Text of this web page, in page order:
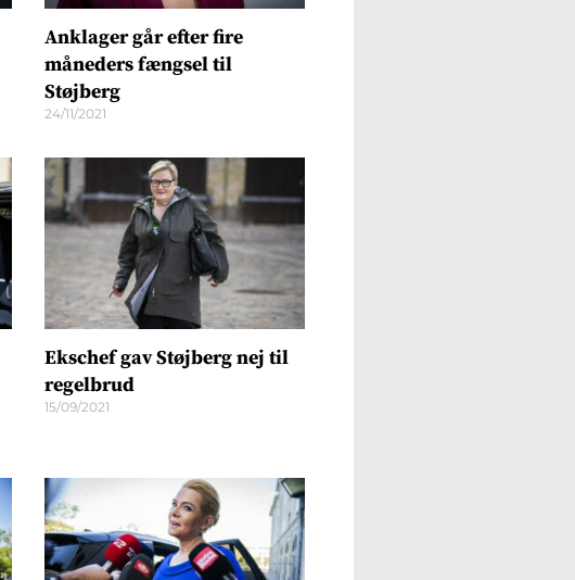
Anklager går efter fire
måneders fængsel til
Støjberg
24/11/2021
Ekschef gav Støjberg nej til
regelbrud
15/09/2021